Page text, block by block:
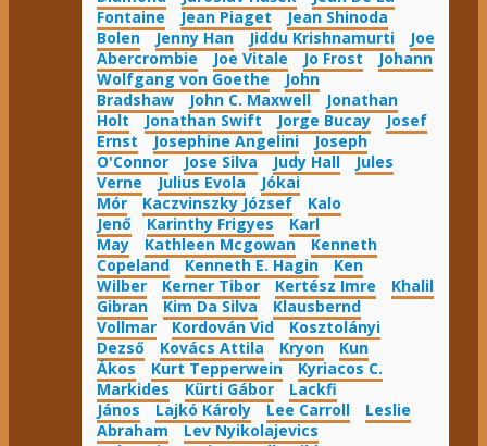
Fontaine
Jean Piaget
Jean Shinoda
Bolen
Jenny Han Jiddu Krishnamurti
Joe
Abercrombie
Joe Vitale Jo Frost
Johann
Wolfgang von Goethe
John
Bradshaw
John C. Maxwell
Jonathan
Holt
Jonathan Swift Jorge Bucay
Josef
Ernst
Josephine Angelini
Joseph
O'Connor
Jose Silva Judy Hall
Jules
Verne
Julius Evola
Jókai
Mór
Kaczvinszky József
Kalo
Jenő
Karinthy Frigyes
Karl
May
Kathleen Mcgowan
Kenneth
Copeland
Kenneth E. Hagin
Ken
Wilber
Kerner Tibor Kertész Imre
Khalil
Gibran
Kim Da Silva
Klausbernd
Vollmar
Kordován Vid
Kosztolányi
Dezső
Kovács Attila Kryon
Kun
Ákos
Kurt Tepperwein
Kyriacos C.
Markides
Kürti Gábor
Lackfi
János
Lajkó Károly Lee Carroll
Leslie
Abraham
Lev Nyikolajevics